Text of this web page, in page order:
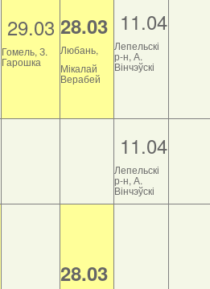
29.03
Гомель, З.
Гарошка
28.03
Любань,
Мікалай
Верабей
11.04
Лепельскі
р-н, А.
Вінчэўскі
11.04
Лепельскі
р-н, А.
Вінчэўскі
28.03